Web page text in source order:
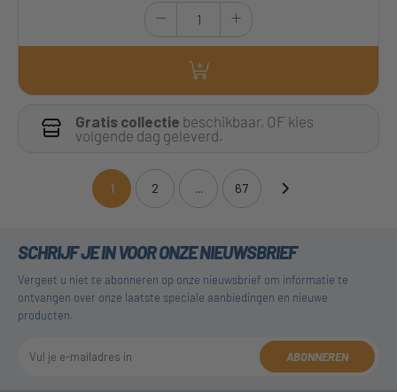
Gratis collectie beschikbaar, OF kies
volgende dag geleverd.
1(current)2 ... 67
SCHRIJF JE IN VOOR ONZE NIEUWSBRIEF
Vergeet u niet te abonneren op onze nieuwsbrief om informatie te
ontvangen over onze laatste speciale aanbiedingen en nieuwe
producten.
ABONNEREN